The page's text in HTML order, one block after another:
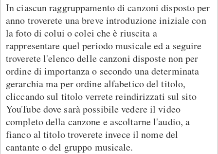
In ciascun raggruppamento di canzoni disposto per
anno troverete una breve introduzione iniziale con
la foto di colui o colei che è riuscita a
rappresentare quel periodo musicale ed a seguire
troverete l'elenco delle canzoni disposte non per
ordine di importanza o secondo una determinata
gerarchia ma per ordine alfabetico del titolo,
cliccando sul titolo verrete reindirizzati sul sito
YouTube dove sarà possibile vedere il video
completo della canzone e ascoltarne l'audio, a
fianco al titolo troverete invece il nome del
cantante o del gruppo musicale.